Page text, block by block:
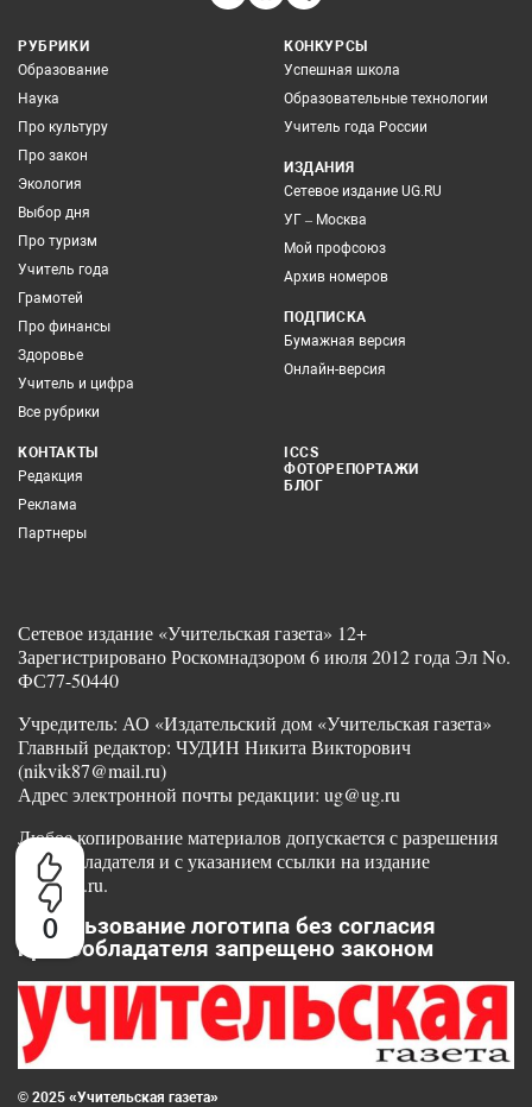
0
РУБРИКИ
Образование
Наука
Про культуру
Про закон
Экология
Выбор дня
Про туризм
Учитель года
Грамотей
Про финансы
Здоровье
Учитель и цифра
Все рубрики
КОНКУРСЫ
Успешная школа
Образовательные технологии
Учитель года России
ИЗДАНИЯ
Сетевое издание UG.RU
УГ – Москва
Мой профсоюз
Архив номеров
ПОДПИСКА
Бумажная версия
Онлайн-версия
КОНТАКТЫ
Редакция
Реклама
Партнеры
ICCS
ФОТОРЕПОРТАЖИ
БЛОГ
Сетевое издание «Учительская газета» 12+
Зарегистрировано Роскомнадзором 6 июля 2012 года Эл No.
ФС77-50440
Учредитель: АО «Издательский дом «Учительская газета»
Главный редактор: ЧУДИН Никита Викторович
(nikvik87@mail.ru)
Адрес электронной почты редакции: ug@ug.ru
Любое копирование материалов допускается с разрешения
правообладателя и с указанием ссылки на издание
www.ug.ru.
Использование логотипа без согласия
правообладателя запрещено законом
© 2025 «Учительская газета»